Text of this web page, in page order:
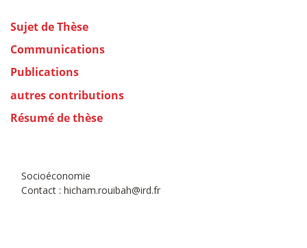
Sujet de Thèse
Communications
Publications
autres contributions
Résumé de thèse
Socioéconomie
Contact : hicham.rouibah@ird.fr